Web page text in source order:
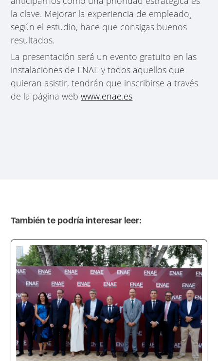
la clave. Mejorar la experiencia de empleado¸
según el estudio, hace que consigas buenos
resultados.
La presentación será un evento gratuito en las
instalaciones de ENAE y todos aquellos que
quieran asistir, tendrán que inscribirse a través
de la página webwww.enae.es
También te podría interesar leer: